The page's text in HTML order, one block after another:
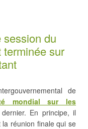
session du
terminée sur
de
mondial sur les
En principe, il
la réunion finale qui se